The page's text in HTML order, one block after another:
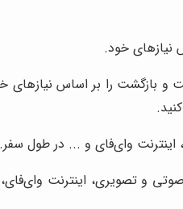
نیازهای خود.
و بازگشت را بر اساس نیازهای
اینترنت وای‌فای و ... در طول سفر.
و تصویری، اینترنت